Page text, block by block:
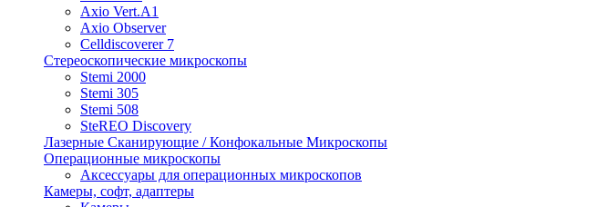
Axio Vert.A1
Axio Observer
Celldiscoverer 7
Стереоскопические микроскопы
Stemi 2000
Stemi 305
Stemi 508
SteREO Discovery
Лазерные Сканирующие / Конфокальные Микроскопы
Операционные микроскопы
Аксессуары для операционных микроскопов
Камеры, софт, адаптеры